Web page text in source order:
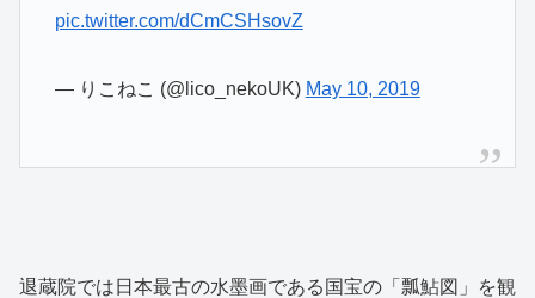
pic.twitter.com/dCmCSHsovZ
— りこねこ (@lico_nekoUK) May 10, 2019
退蔵院では日本最古の水墨画である国宝の「瓢鮎図」を観